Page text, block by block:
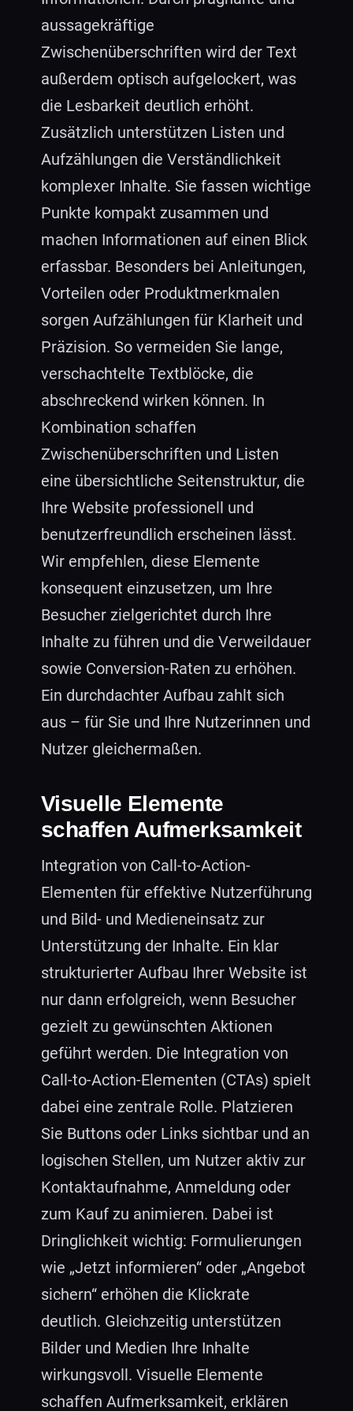
aussagekräftige
Zwischenüberschriften wird der Text
außerdem optisch aufgelockert, was
die Lesbarkeit deutlich erhöht.
Zusätzlich unterstützen Listen und
Aufzählungen die Verständlichkeit
komplexer Inhalte. Sie fassen wichtige
Punkte kompakt zusammen und
machen Informationen auf einen Blick
erfassbar. Besonders bei Anleitungen,
Vorteilen oder Produktmerkmalen
sorgen Aufzählungen für Klarheit und
Präzision. So vermeiden Sie lange,
verschachtelte Textblöcke, die
abschreckend wirken können. In
Kombination schaffen
Zwischenüberschriften und Listen
eine übersichtliche Seitenstruktur, die
Ihre Website professionell und
benutzerfreundlich erscheinen lässt.
Wir empfehlen, diese Elemente
konsequent einzusetzen, um Ihre
Besucher zielgerichtet durch Ihre
Inhalte zu führen und die Verweildauer
sowie Conversion-Raten zu erhöhen.
Ein durchdachter Aufbau zahlt sich
aus – für Sie und Ihre Nutzerinnen und
Nutzer gleichermaßen.
Visuelle Elemente
schaffen Aufmerksamkeit
Integration von Call-to-Action-
Elementen für effektive Nutzerführung
und Bild- und Medieneinsatz zur
Unterstützung der Inhalte. Ein klar
strukturierter Aufbau Ihrer Website ist
nur dann erfolgreich, wenn Besucher
gezielt zu gewünschten Aktionen
geführt werden. Die Integration von
Call-to-Action-Elementen (CTAs) spielt
dabei eine zentrale Rolle. Platzieren
Sie Buttons oder Links sichtbar und an
logischen Stellen, um Nutzer aktiv zur
Kontaktaufnahme, Anmeldung oder
zum Kauf zu animieren. Dabei ist
Dringlichkeit wichtig: Formulierungen
wie „Jetzt informieren“ oder „Angebot
sichern“ erhöhen die Klickrate
deutlich. Gleichzeitig unterstützen
Bilder und Medien Ihre Inhalte
wirkungsvoll. Visuelle Elemente
schaffen Aufmerksamkeit, erklären